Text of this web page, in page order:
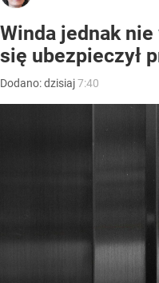
Winda jednak nie
się ubezpieczył
Dodano:dzisiaj7:40